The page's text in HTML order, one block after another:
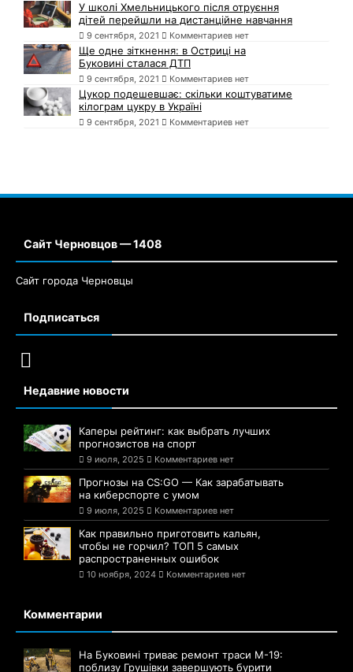
У школі Хмельницького після отруєння
дітей перейшли на дистанційне навчання
9 сентября, 2021 Комментариев нет
Ще одне зіткнення: в Остриці на
Буковині сталася ДТП
9 сентября, 2021 Комментариев нет
Цукор подешевшає: скільки коштуватиме
кілограм цукру в Україні
9 сентября, 2021 Комментариев нет
Сайт Черновцов — 1408
Сайт города Черновцы
Подписаться
Недавние новости
Каперы рейтинг: как выбрать лучших
прогнозистов на спорт
9 июля, 2025 Комментариев нет
Прогнозы на CS:GO — Как зарабатывать
на киберспорте с умом
9 июля, 2025 Комментариев нет
Как правильно приготовить кальян,
чтобы не горчил? ТОП 5 самых
распространенных ошибок
10 ноября, 2024 Комментариев нет
Комментарии
На Буковині триває ремонт траси М-19:
поблизу Грушівки завершують бурити